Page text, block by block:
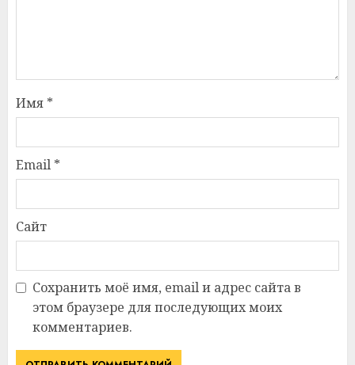
Имя *
Email *
Сайт
Сохранить моё имя, email и адрес сайта в
этом браузере для последующих моих
комментариев.